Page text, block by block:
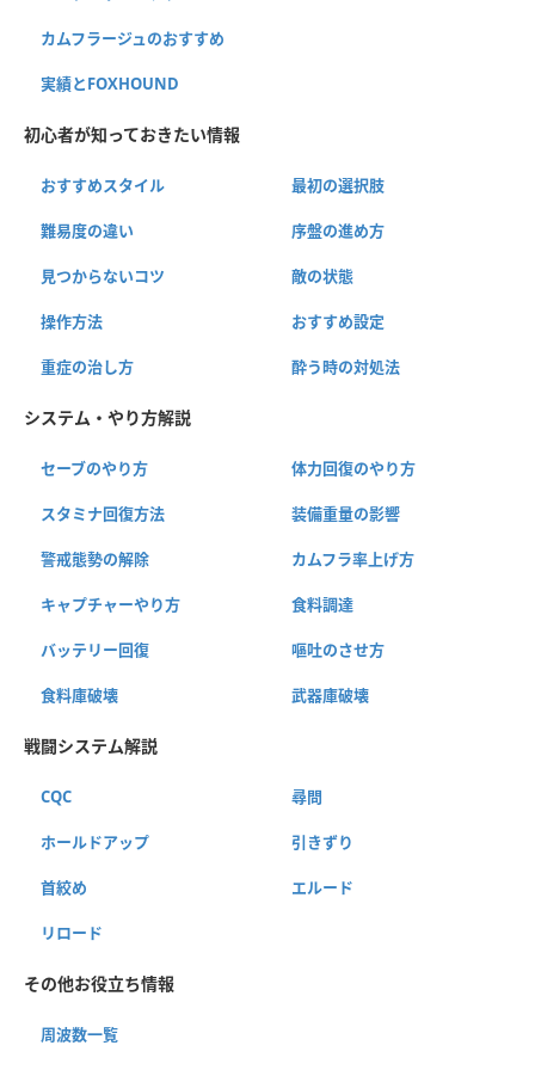
カムフラージュのおすすめ
実績とFOXHOUND
初心者が知っておきたい情報
おすすめスタイル 最初の選択肢
難易度の違い 序盤の進め方
見つからないコツ 敵の状態
操作方法 おすすめ設定
重症の治し方 酔う時の対処法
システム・やり方解説
セーブのやり方 体力回復のやり方
スタミナ回復方法 装備重量の影響
警戒態勢の解除 カムフラ率上げ方
キャプチャーやり方 食料調達
バッテリー回復 嘔吐のさせ方
食料庫破壊 武器庫破壊
戦闘システム解説
CQC 尋問
ホールドアップ 引きずり
首絞め エルード
リロード
その他お役立ち情報
周波数一覧